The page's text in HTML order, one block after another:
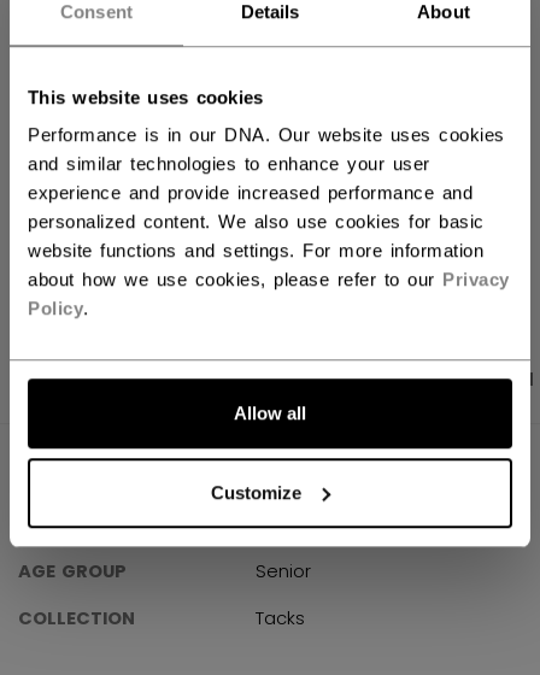
Consent Details About
This website uses cookies
Performance is in our DNA. Our website uses cookies
and similar technologies to enhance your user
experience and provide increased performance and
personalized content. We also use cookies for basic
website functions and settings. For more information
about how we use cookies, please refer to our Privacy
Policy.
Allow all
Customize
Versandbestimmungen
Kostenfreie Rücksendungen
LINKS ZUM
PRODUKTFOTOS ANGABEN BEWERTUNGEN
ID
HT210C-SR
AGE GROUP
Senior
COLLECTION
Tacks